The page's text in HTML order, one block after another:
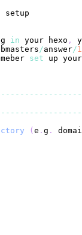
in your hexo ,
/answer/
set up
-- -- -- -- -- -- -- --
-- -- -- -- -- -- -- --
( e . g .